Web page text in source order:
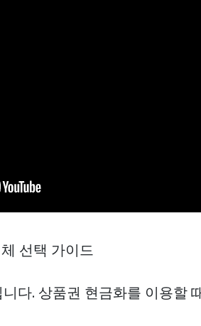
선택 가이드
니다. 상품권 현금화를 이용할